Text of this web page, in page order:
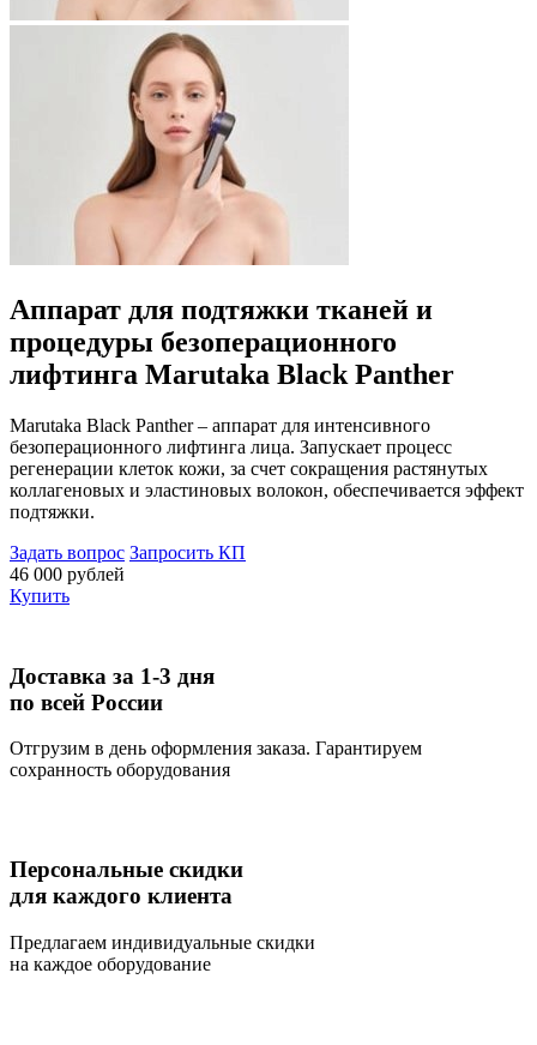
Аппарат для подтяжки тканей и
процедуры безоперационного
лифтинга Marutaka Black Panther
Marutaka Black Panther – аппарат для интенсивного
безоперационного лифтинга лица. Запускает процесс
регенерации клеток кожи, за счет сокращения растянутых
коллагеновых и эластиновых волокон, обеспечивается эффект
подтяжки.
Задать вопрос Запросить КП
46 000 рублей
Купить
Доставка за 1-3 дня
по всей России
Отгрузим в день оформления заказа. Гарантируем
сохранность оборудования
Персональные скидки
для каждого клиента
Предлагаем индивидуальные скидки
на каждое оборудование